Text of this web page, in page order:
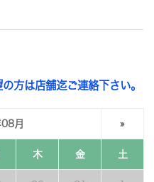
方は店舗迄ご連絡下さい。
月 »
木 金 土